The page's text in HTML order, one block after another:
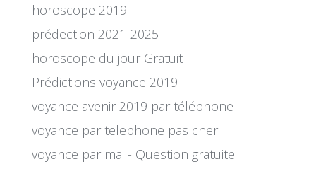
horoscope 2019
prédection 2021-2025
horoscope du jour Gratuit
Prédictions voyance 2019
voyance avenir 2019 par téléphone
voyance par telephone pas cher
voyance par mail- Question gratuite